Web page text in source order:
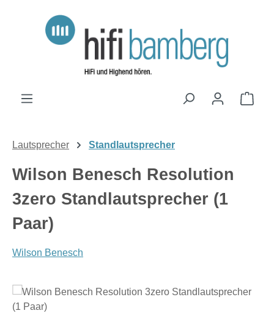
Zum Hauptinhalt springen
Lautsprecher Standlautsprecher
Wilson Benesch Resolution
3zero Standlautsprecher (1
Paar)
Wilson Benesch
Bildergalerie überspringen